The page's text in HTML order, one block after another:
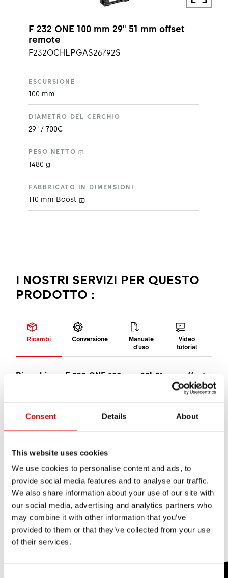
Consent Details About
This website uses cookies
We use cookies to personalise content and ads, to
provide social media features and to analyse our traffic.
We also share information about your use of our site with
our social media, advertising and analytics partners who
may combine it with other information that you’ve
provided to them or that they’ve collected from your use
of their services.
F 232 ONE 100 mm 29" 51 mm offset
remote
F232OCHLPGAS26792S
ESCURSIONE
100 mm
DIAMETRO DEL CERCHIO
29" / 700C
PESO NETTO
1480 g
FABBRICATO IN DIMENSIONI
110 mm Boost
I NOSTRI SERVIZI PER QUESTO
PRODOTTO :
Ricambi Conversione
Manuale
d'uso
Video
tutorial
Ricambi per F 232 ONE 100 mm 29" 51 mm offset
rivenditore, basta indicare il numero del materiale.
Trova rivenditore
Forcella
LeveRemote